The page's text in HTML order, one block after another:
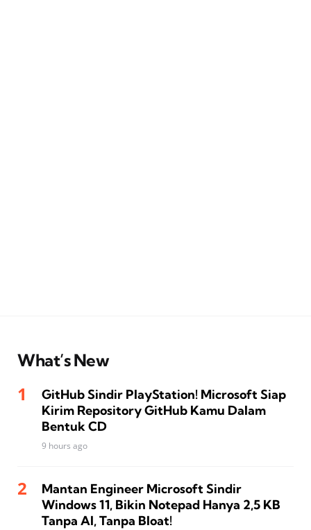
What’s New
GitHub Sindir PlayStation! Microsoft Siap
Kirim Repository GitHub Kamu Dalam
Bentuk CD
9 hours ago
Mantan Engineer Microsoft Sindir
Windows 11, Bikin Notepad Hanya 2,5 KB
Tanpa AI, Tanpa Bloat!